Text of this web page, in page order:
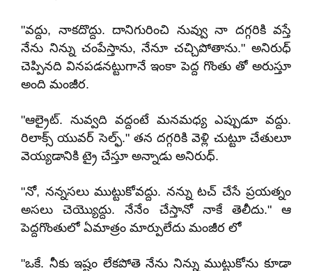
"వద్దు, నాకదొద్దు. దానిగురించి నువ్వు నా దగ్గరికి వస్తే
నేను నిన్ను చంపేస్తాను, నేనూ చచ్చిపోతాను." అనిరుధ్
చెప్పినది వినపడనట్టుగానే ఇంకా పెద్ద గొంతు తో అరుస్తూ
అంది మంజీర.
"ఆల్రైట్. నువ్వది వద్దంటే మనమధ్య ఎప్పుడూ వద్దు.
రిలాక్స్ యువర్ సెల్ఫ్." తన దగ్గరికి వెళ్లి చుట్టూ చేతులూ
వెయ్యడానికి ట్రై చేస్తూ అన్నాడు అనిరుధ్.
"నో, నన్నసలు ముట్టుకోవద్దు. నన్ను టచ్ చేసే ప్రయత్నం
అసలు చెయ్యొద్దు. నేనేం చేస్తానో నాకే తెలీదు." ఆ
పెద్దగొంతులో ఏమాత్రం మార్పులేదు మంజీర లో
"ఒకే. నీకు ఇష్టం లేకపోతె నేను నిన్ను ముట్టుకోను కూడా